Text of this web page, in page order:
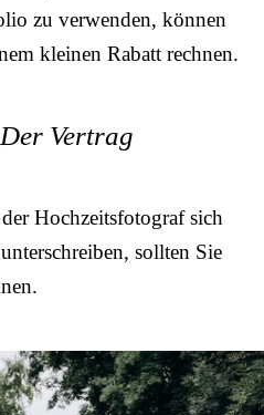
zu verwenden, können
kleinen Rabatt rechnen.
Vertrag
Hochzeitsfotograf sich
sollten Sie